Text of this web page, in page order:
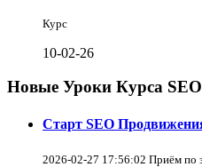
Курс
10-02-26
Новые Уроки Курса SEO
Старт SEO
2026-02-27 17:56:02 Приём по